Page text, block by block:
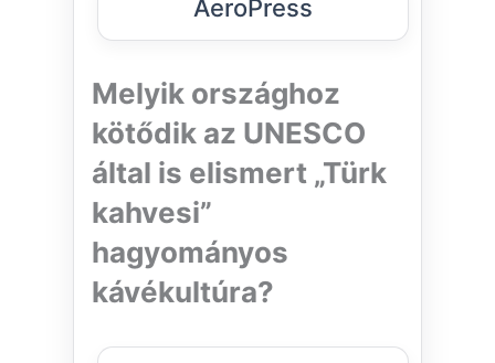
AeroPress
Melyik országhoz
kötődik az UNESCO
által is elismert „Türk
kahvesi”
hagyományos
kávékultúra?